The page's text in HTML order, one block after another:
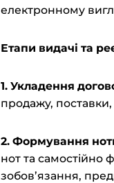
електронному
Етапи видачі та
1. Укладення д
продажу,
2. Формування н
нот та самостійно
зобов’язання,